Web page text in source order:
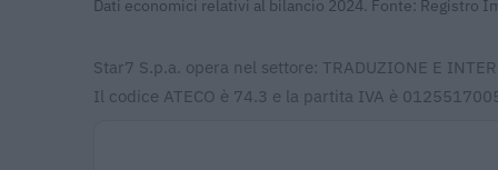
Dati economici relativi al bilancio 2024. Fonte: Registro
Star7 S.p.a. opera nel settore: TRADUZIONE E
Il codice ATECO è 74.3 e la partita IVA è